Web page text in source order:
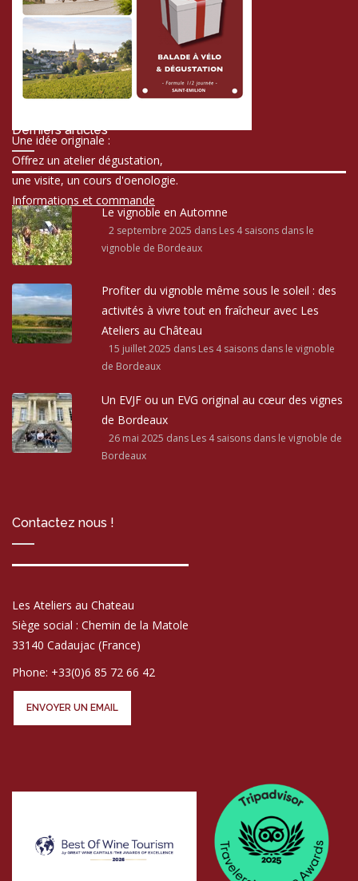
Une idée originale :
Offrez un atelier dégustation,
une visite, un cours d'oenologie.
Informations et commande
Derniers articles
Le vignoble en Automne
2 septembre 2025 dans Les 4 saisons dans le
vignoble de Bordeaux
Profiter du vignoble même sous le soleil : des
activités à vivre tout en fraîcheur avec Les
Ateliers au Château
15 juillet 2025 dans Les 4 saisons dans le vignoble
de Bordeaux
Un EVJF ou un EVG original au cœur des vignes
de Bordeaux
26 mai 2025 dans Les 4 saisons dans le vignoble de
Bordeaux
Contactez nous !
Les Ateliers au Chateau
Siège social : Chemin de la Matole
33140 Cadaujac (France)
Phone: +33(0)6 85 72 66 42
ENVOYER UN EMAIL